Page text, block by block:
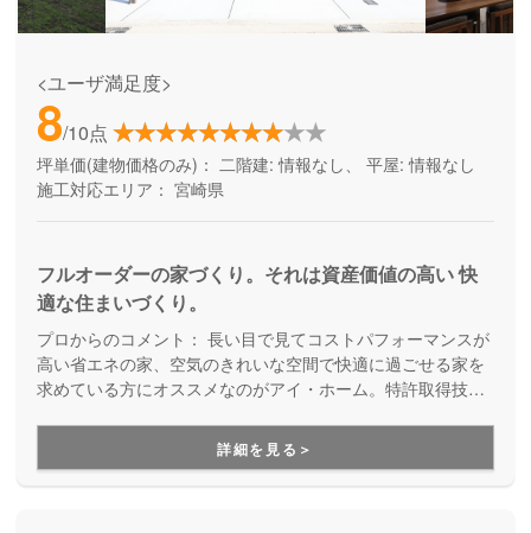
<ユーザ満足度>
8/10点
坪単価(建物価格のみ)： 二階建: 情報なし、 平屋: 情報なし
施工対応エリア： 宮崎県
フルオーダーの家づくり。それは資産価値の高い 快
適な住まいづくり。
プロからのコメント：
高い省エネの家、空気のきれいな空間で快適に過ごせる家を
求めている方にオススメなのがアイ・ホーム。特許取得技術
実現する家づくりをしています。マッハシステムにより除湿
も行うことが可能なので、湿気が多くシロアリが発生しやす
いと言われている宮崎県の地域環境に合ったお家づくりを実
詳細を見る＞